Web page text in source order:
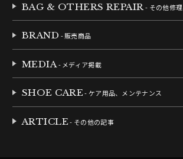
BAG & OTHERS REPAIR - その他修理
BRAND - 販売商品
MEDIA- メディア掲載
SHOE CARE- ケア用品、メンテナンス
ARTICLE- その他の記事